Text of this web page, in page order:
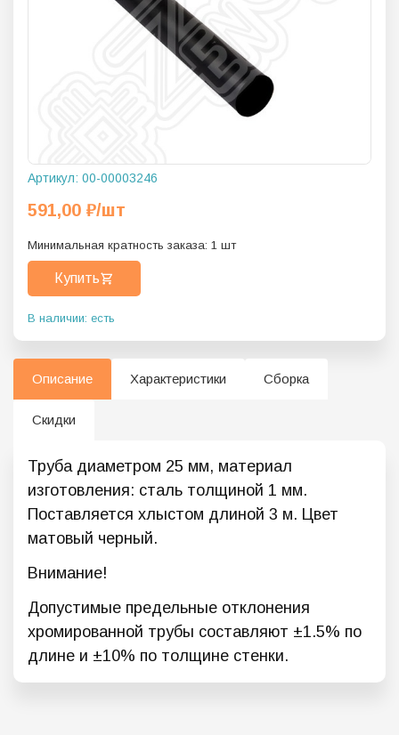
Артикул: 00-00003246
591,00 ₽/шт
Минимальная кратность заказа: 1 шт
Купить
В наличии: есть
Описание Характеристики Сборка
Скидки
Труба диаметром 25 мм, материал
изготовления: сталь толщиной 1 мм.
Поставляется хлыстом длиной 3 м. Цвет
матовый черный.
Внимание!
Допустимые предельные отклонения
хромированной трубы составляют ±1.5% по
длине и ±10% по толщине стенки.